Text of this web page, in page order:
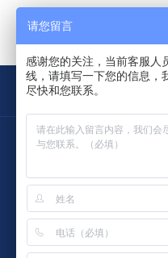
公司地址：深圳市龙华
园C栋408室
公司邮箱：
请您留言
感谢您的关注，当前客服人
线，请填写一下您的信息，
尽快和您联系。